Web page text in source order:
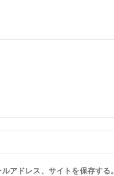
アドレス、サイトを保存する。